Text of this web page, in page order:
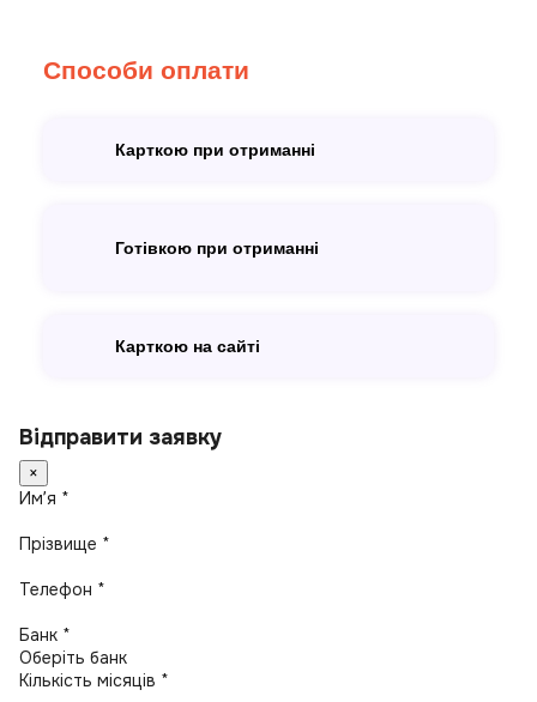
Способи оплати
Карткою при отриманні
Готівкою при отриманні
Карткою на сайті
Відправити заявку
×
Имʼя *
Прізвище *
Телефон *
Банк *
Кількість місяців *